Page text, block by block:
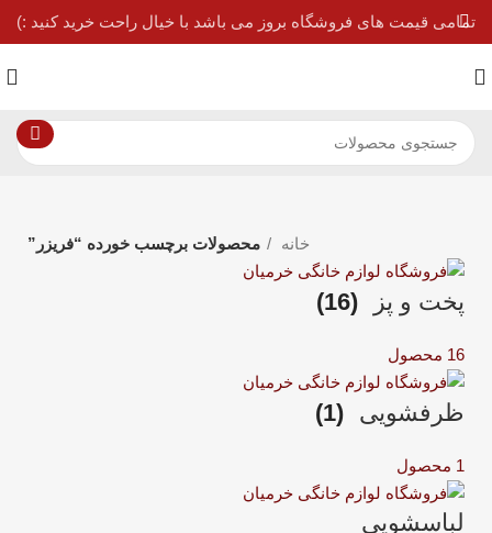
خانه محصولات برچسب خورده “فریزر”
پخت و پز (16)
16 محصول
ظرفشویی (1)
1 محصول
لباسشویی
تمامی قیمت های فروشگاه بروز می باشد با خیال راحت خرید کنید :)